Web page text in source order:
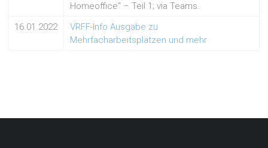
Homeoffice“ – Teil 1; via Teams.
16.01.2022
VRFF-Info Ausgabe zu
Mehrfacharbeitsplätzen und mehr